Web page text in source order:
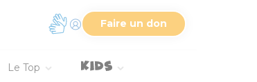
Faire un don
Le Top